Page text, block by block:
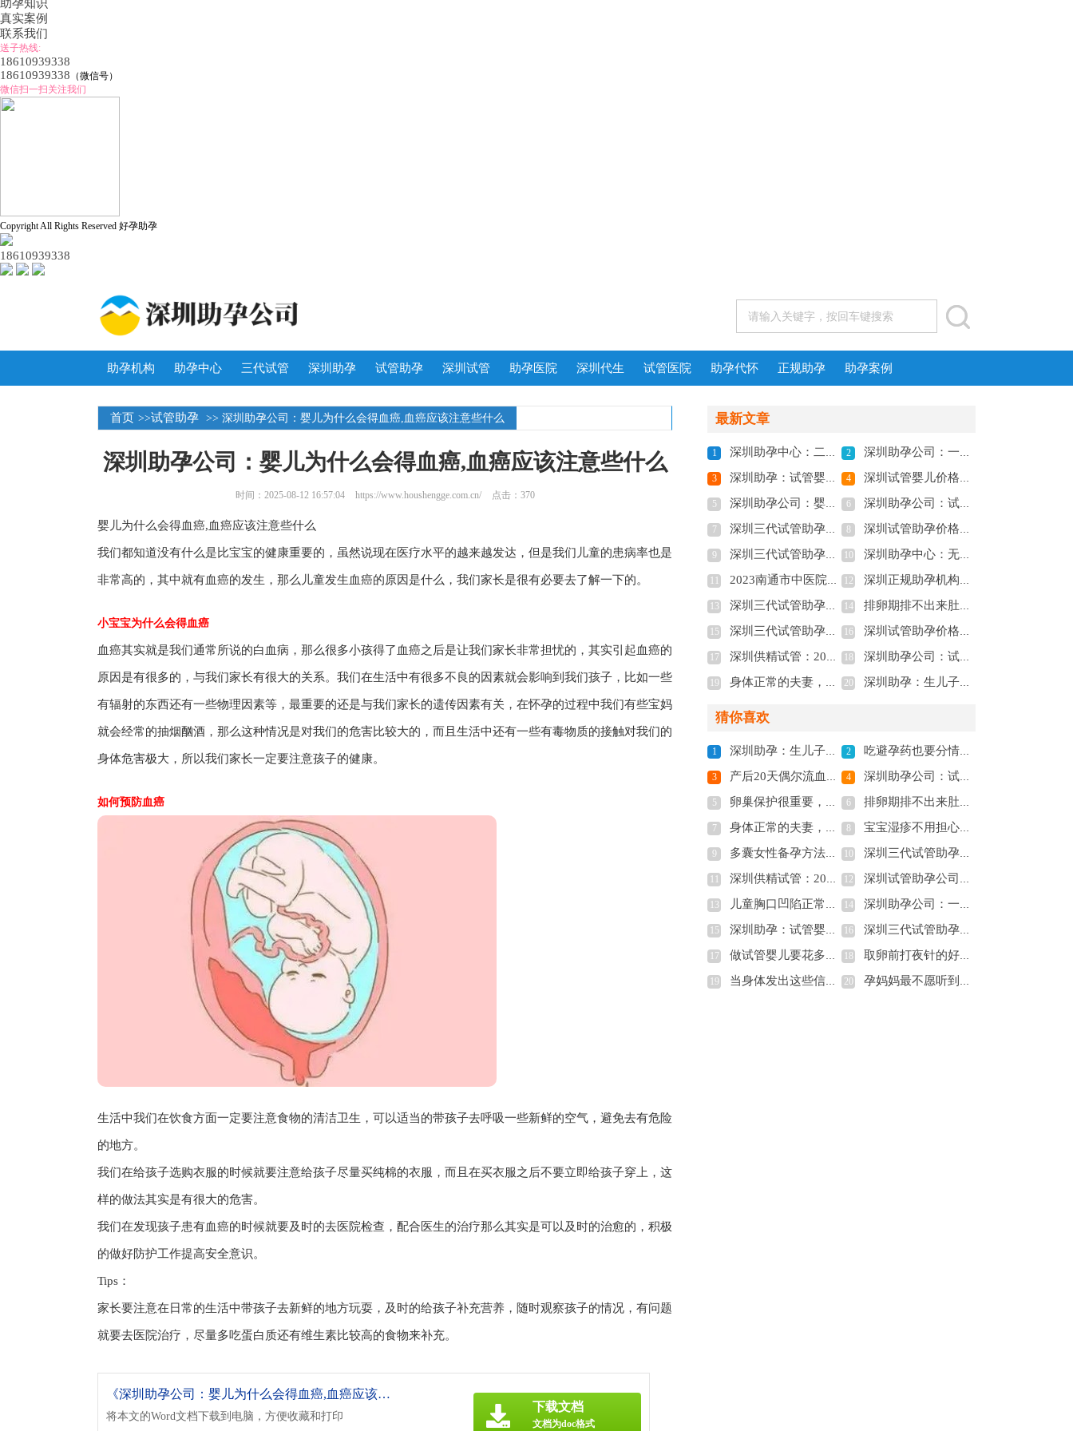
助孕知识
真实案例
联系我们
送子热线:
18610939338
18610939338 （微信号）
微信扫一扫关注我们
Copyright All Rights Reserved 好孕助孕
18610939338
助孕机构 助孕中心 三代试管 深圳助孕 试管助孕 深圳试管 助孕医院 深圳代生 试管医院 助孕代怀 正规助孕 助孕案例
首页 >>试管助孕 >> 深圳助孕公司：婴儿为什么会得血癌,血癌应该注意些什么
深圳助孕公司：婴儿为什么会得血癌,血癌应该注意些什么
时间：2025-08-12 16:57:04 https://www.houshengge.com.cn/ 点击：370
婴儿为什么会得血癌,血癌应该注意些什么
我们都知道没有什么是比宝宝的健康重要的，虽然说现在医疗水平的越来越发达，但是我们儿童的患病率也是
非常高的，其中就有血癌的发生，那么儿童发生血癌的原因是什么，我们家长是很有必要去了解一下的。
小宝宝为什么会得血癌
血癌其实就是我们通常所说的白血病，那么很多小孩得了血癌之后是让我们家长非常担忧的，其实引起血癌的
原因是有很多的，与我们家长有很大的关系。我们在生活中有很多不良的因素就会影响到我们孩子，比如一些
有辐射的东西还有一些物理因素等，最重要的还是与我们家长的遗传因素有关，在怀孕的过程中我们有些宝妈
就会经常的抽烟酗酒，那么这种情况是对我们的危害比较大的，而且生活中还有一些有毒物质的接触对我们的
身体危害极大，所以我们家长一定要注意孩子的健康。
如何预防血癌
生活中我们在饮食方面一定要注意食物的清洁卫生，可以适当的带孩子去呼吸一些新鲜的空气，避免去有危险
的地方。
我们在给孩子选购衣服的时候就要注意给孩子尽量买纯棉的衣服，而且在买衣服之后不要立即给孩子穿上，这
样的做法其实是有很大的危害。
我们在发现孩子患有血癌的时候就要及时的去医院检查，配合医生的治疗那么其实是可以及时的治愈的，积极
的做好防护工作提高安全意识。
Tips：
家长要注意在日常的生活中带孩子去新鲜的地方玩耍，及时的给孩子补充营养，随时观察孩子的情况，有问题
就要去医院治疗，尽量多吃蛋白质还有维生素比较高的食物来补充。
《深圳助孕公司：婴儿为什么会得血癌,血癌应该注意些什么》
将本文的Word文档下载到电脑，方便收藏和打印
下载文档
文档为doc格式
最新文章
1 深圳助孕中心：二胎孕妇患有妊娠糖尿病怎么办，对于准妈妈有什么危害 2 深圳助孕公司：一文解读强的松保胎的原理，强的松的这5大功效不可不知
3 深圳助孕：试管婴儿绝育，把生育控制权留在自己手里 4 深圳试管婴儿价格：如何判断降调效果如何？主要看这些！
5 深圳助孕公司：婴儿为什么会得血癌,血癌应该注意些什么 6 深圳助孕公司：试管婴儿的智商并无差异性，与自然怀孕的孩子一样
7 深圳三代试管助孕中心：疤痕子宫还可以顺产吗，孕妈妈需要注意的事项！ 8 深圳试管助孕价格：双胞胎哪些人容易生,怀双胞胎什么样的人容易早产
9 深圳三代试管助孕：输卵管手术后住院恢复期很关键，可别急着回家 10 深圳助孕中心：无痛人流后做B超检查很重要，B超检查的时间不能超过四周
2023南通市中医院试管婴儿完整攻略手册，附助孕成功率预估 12 深圳正规助孕机构：推迟你的绝经期，让你的身体更加健康。
13 深圳三代试管助孕：盘点容易怀孕的中药治疗：这几大中成药助孕效果最好 14 排卵期排不出来肚子疼有3点原因，卵巢黄体破裂是其一
15 深圳三代试管助孕：保胎灵一般服用多久才可以停药,保胎灵吃了真的可以止血吗 16 深圳试管助孕价格：怀孕预判男孩的准确方法，孕妇怀男孩最明显的征兆
17 深圳供精试管：2023马鞍山人民医院试管婴儿实用操作指引，三代助孕成功率参考 18 深圳助孕公司：试管婴儿产检建卡流程是什么,方案因人而异
19 身体正常的夫妻，一般备孕多久能怀上？ 20 深圳助孕：生儿子不是什么难事，学会这几点心想事成
猜你喜欢
1 深圳助孕：生儿子不是什么难事，学会这几点心想事成 2 吃避孕药也要分情况，这些情况下可不用服用
3 产后20天偶尔流血块，是否需要担心？是正常现象吗 4 深圳助孕公司：试管婴儿的智商并无差异性，与自然怀孕的孩子一样
5 卵巢保护很重要，这几件事千万不要做 6 排卵期排不出来肚子疼有3点原因，卵巢黄体破裂是其一
7 身体正常的夫妻，一般备孕多久能怀上？ 8 宝宝湿疹不用担心！不妨先了解这些
9 多囊女性备孕方法分享，三种方法助你提高助孕成功率_1 10 深圳三代试管助孕：49岁怀孕能药物流产吗，什么时候做流产伤害小
深圳供精试管：2023马鞍山人民医院试管婴儿实用操作指引，三代助孕成功率参考 12 深圳试管助孕公司：二胎孕检手册怎么办理，了解清楚免得白跑
13 儿童胸口凹陷正常来看，是怎么回事？ 14 深圳助孕公司：一文解读强的松保胎的原理，强的松的这5大功效不可不知
15 深圳助孕：试管婴儿绝育，把生育控制权留在自己手里 16 深圳三代试管助孕：盘点容易怀孕的中药治疗：这几大中成药助孕效果最好
17 做试管婴儿要花多少钱？不孕家庭试管助孕费用明细 18 取卵前打夜针的好处，能促进卵泡发育成熟
19 当身体发出这些信号时，小心罹患子宫内膜癌 20 孕妈妈最不愿听到的胚胎停止发育是什么原因导致的？